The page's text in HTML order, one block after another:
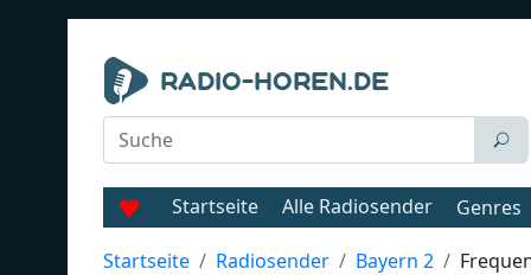
Startseite Alle Radiosender Genres
Startseite Radiosender Bayern 2